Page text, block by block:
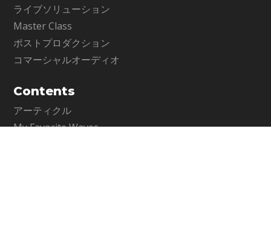
ライブソリューション
Master Class
ポストプロダクション
コマーシャルオーディオ
Contents
アーティクル
My Favorite Waves